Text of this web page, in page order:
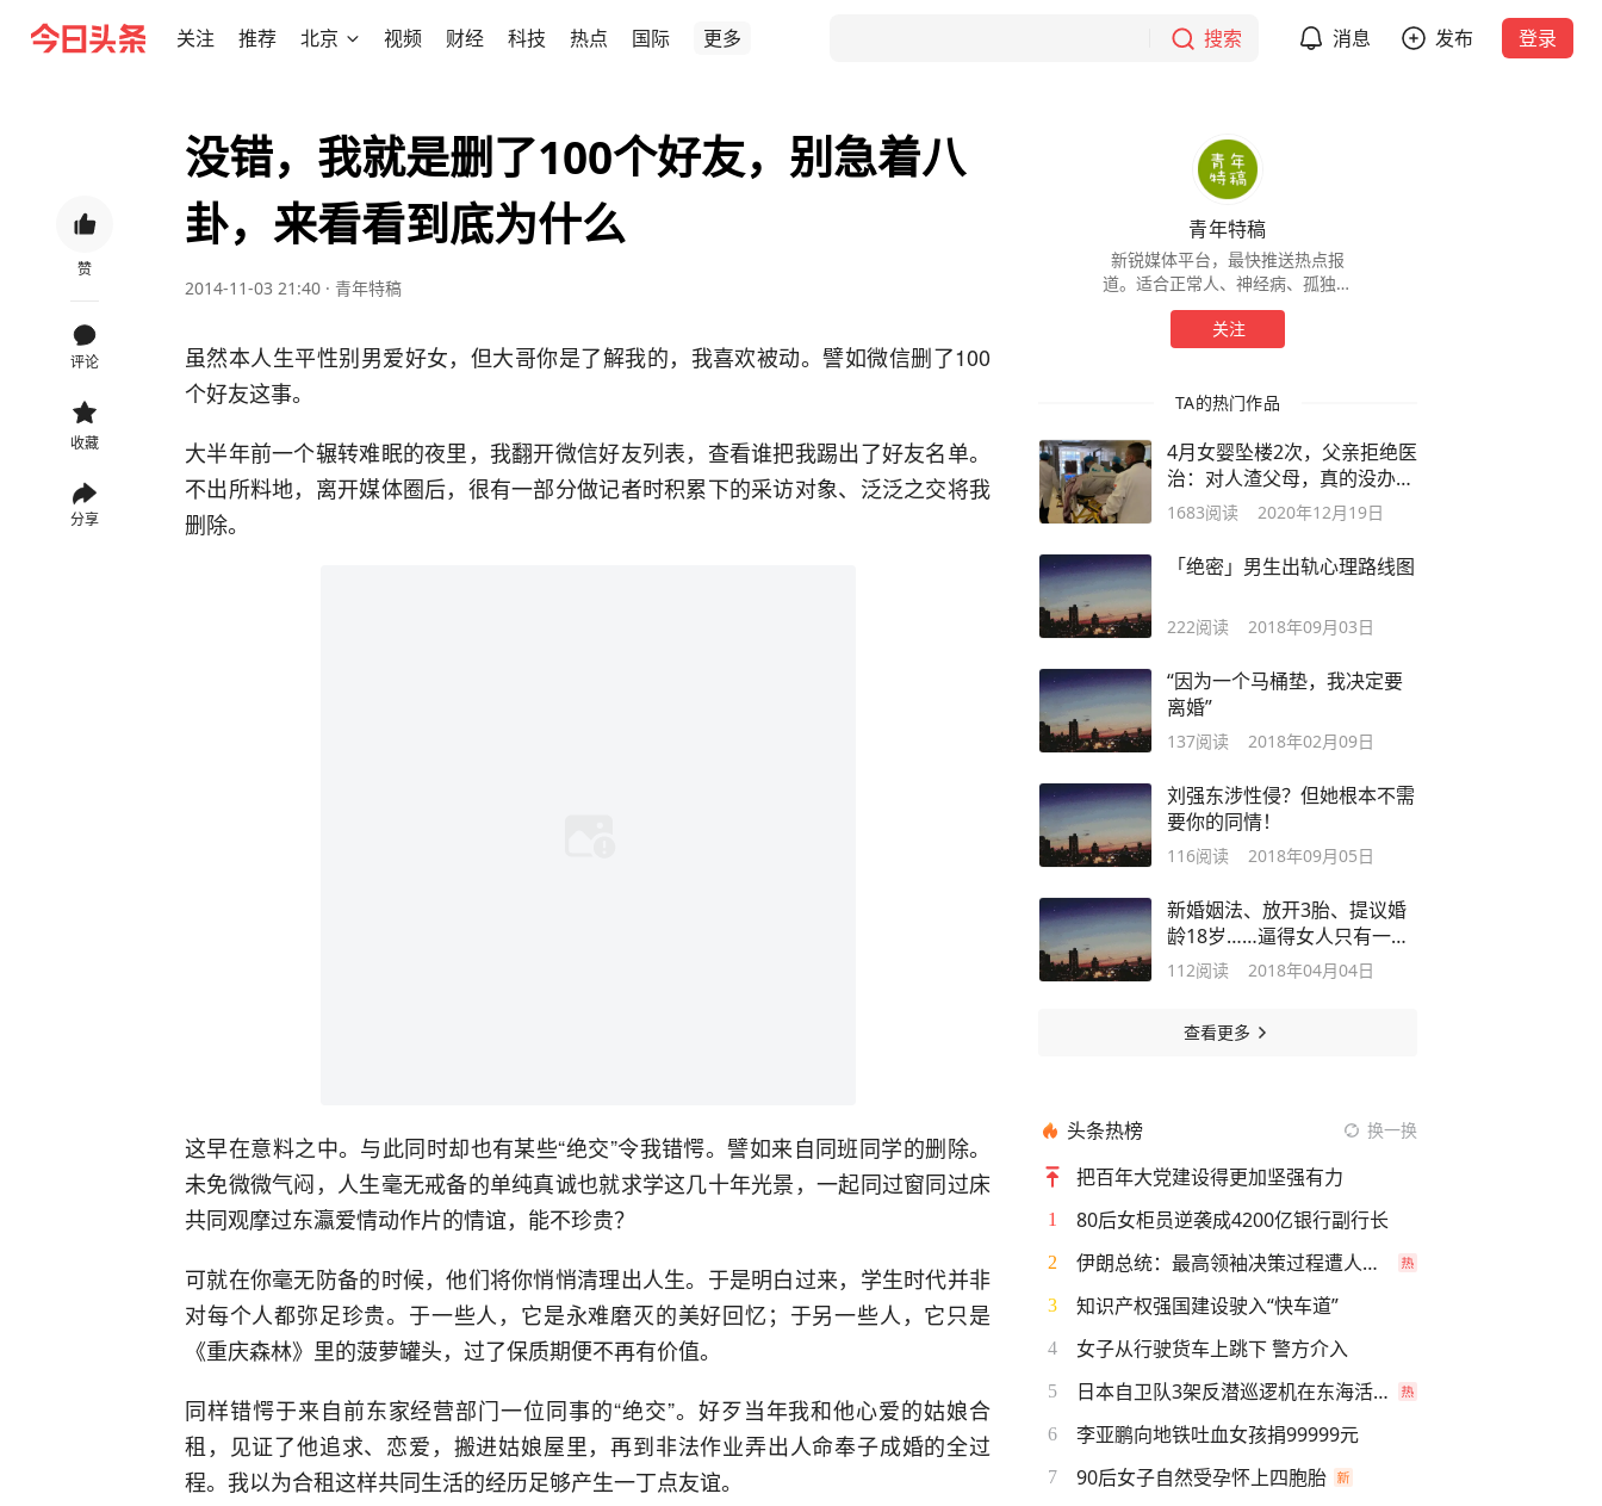
关注 推荐 北京 视频 财经 科技 热点 国际 更多 搜索 消息 发布 登录
赞
评论
收藏
分享
没错，我就是删了100个好友，别急着八
卦，来看看到底为什么
2014-11-03 21:40 · 青年特稿
虽然本人生平性别男爱好女，但大哥你是了解我的，我喜欢被动。譬如微信删了100
个好友这事。
大半年前一个辗转难眠的夜里，我翻开微信好友列表，查看谁把我踢出了好友名单。
不出所料地，离开媒体圈后，很有一部分做记者时积累下的采访对象、泛泛之交将我
删除。
这早在意料之中。与此同时却也有某些“绝交”令我错愕。譬如来自同班同学的删除。
未免微微气闷，人生毫无戒备的单纯真诚也就求学这几十年光景，一起同过窗同过床
共同观摩过东瀛爱情动作片的情谊，能不珍贵？
可就在你毫无防备的时候，他们将你悄悄清理出人生。于是明白过来，学生时代并非
对每个人都弥足珍贵。于一些人，它是永难磨灭的美好回忆；于另一些人，它只是
《重庆森林》里的菠萝罐头，过了保质期便不再有价值。
同样错愕于来自前东家经营部门一位同事的“绝交”。好歹当年我和他心爱的姑娘合
租，见证了他追求、恋爱，搬进姑娘屋里，再到非法作业弄出人命奉子成婚的全过
程。我以为合租这样共同生活的经历足够产生一丁点友谊。
青年特稿
新锐媒体平台，最快推送热点报
道。适合正常人、神经病、孤独患
者等各种人士。我们觉得，每个人
都是一个故事。
关注
TA的热门作品
4月女婴坠楼2次，父亲拒绝医
治：对人渣父母，真的没办法
了么？
1683阅读 2020年12月19日
「绝密」男生出轨心理路线图
222阅读 2018年09月03日
“因为一个马桶垫，我决定要
离婚”
137阅读 2018年02月09日
刘强东涉性侵？但她根本不需
要你的同情！
116阅读 2018年09月05日
新婚姻法、放开3胎、提议婚
龄18岁……逼得女人只有一条
路可走
112阅读 2018年04月04日
查看更多
头条热榜 换一换
把百年大党建设得更加坚强有力
1 80后女柜员逆袭成4200亿银行副行长
2 伊朗总统：最高领袖决策过程遭人利用
3 知识产权强国建设驶入“快车道”
4 女子从行驶货车上跳下 警方介入
5 日本自卫队3架反潜巡逻机在东海活动
6 李亚鹏向地铁吐血女孩捐99999元
7 90后女子自然受孕怀上四胞胎